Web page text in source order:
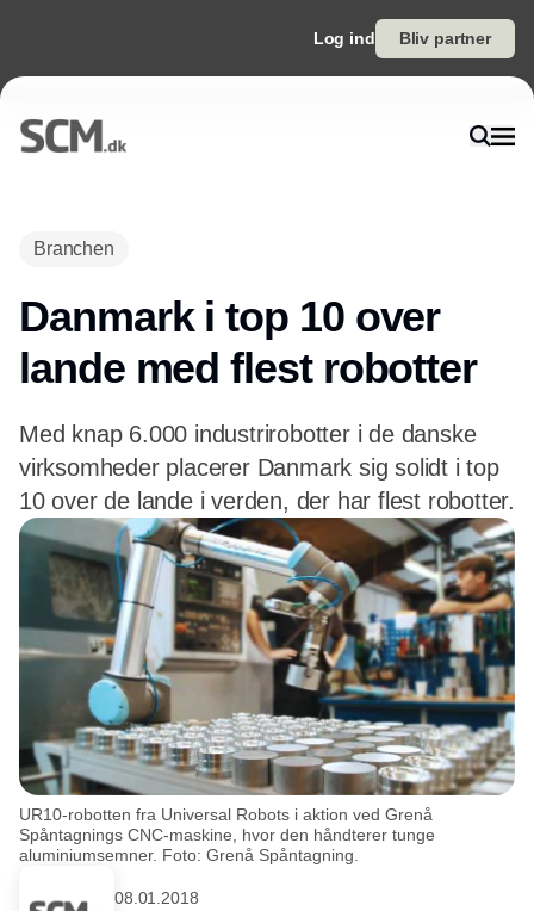
Log ind Bliv partner
Branchen
Danmark i top 10 over
lande med flest robotter
Med knap 6.000 industrirobotter i de danske
virksomheder placerer Danmark sig solidt i top
10 over de lande i verden, der har flest robotter.
UR10-robotten fra Universal Robots i aktion ved Grenå
Spåntagnings CNC-maskine, hvor den håndterer tunge
aluminiumsemner. Foto: Grenå Spåntagning.
08.01.2018